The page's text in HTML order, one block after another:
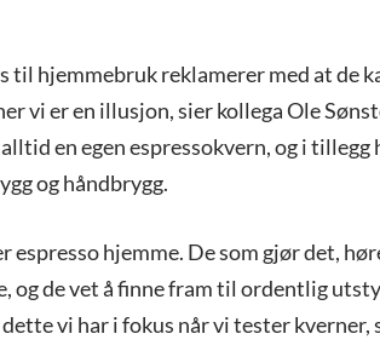
til hjemmebruk reklamerer med at de
vi er en illusjon, sier kollega Ole
en egen espressokvern, og i tillegg
og håndbrygg.
espresso hjemme. De som gjør det,
og de vet å finne fram til ordentlig
vi har i fokus når vi tester kverner,